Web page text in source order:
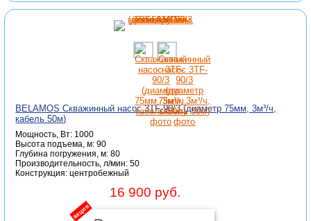
BELAMOS Скважинный насос 3TF-90/3 (диаметр 75мм, 3м³/ч,
кабель 50м)
Мощность, Вт: 1000
Высота подъема, м: 90
Глубина погружения, м: 80
Производительность, л/мин: 50
Конструкция: центробежный
16 900 руб.
акция